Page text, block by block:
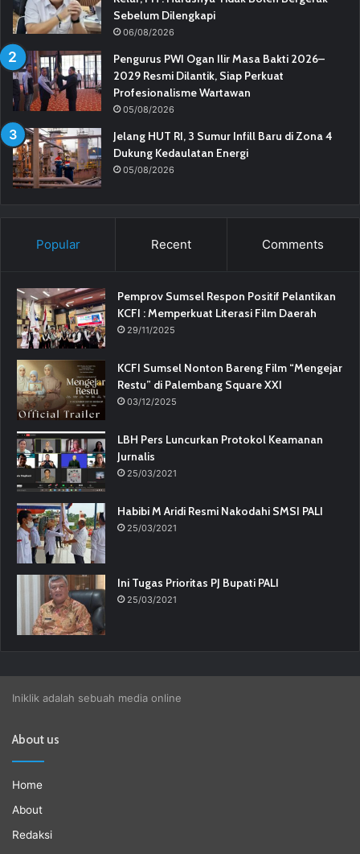
Sebelum Dilengkapi
06/08/2026
Pengurus PWI Ogan Ilir Masa Bakti 2026–
2029 Resmi Dilantik, Siap Perkuat
Profesionalisme Wartawan
05/08/2026
Jelang HUT RI, 3 Sumur Infill Baru di Zona 4
Dukung Kedaulatan Energi
05/08/2026
Popular Recent Comments
Pemprov Sumsel Respon Positif Pelantikan
KCFI : Memperkuat Literasi Film Daerah
29/11/2025
KCFI Sumsel Nonton Bareng Film “Mengejar
Restu” di Palembang Square XXI
03/12/2025
LBH Pers Luncurkan Protokol Keamanan
Jurnalis
25/03/2021
Habibi M Aridi Resmi Nakodahi SMSI PALI
25/03/2021
Ini Tugas Prioritas PJ Bupati PALI
25/03/2021
Iniklik adalah sebuah media online
About us
Home
About
Redaksi